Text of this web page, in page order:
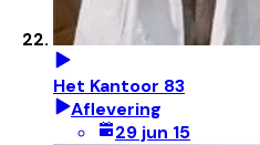
Het Kantoor 83
Aflevering
29 jun 15